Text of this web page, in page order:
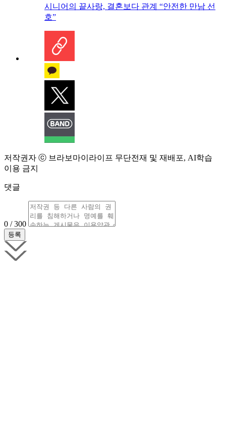
시니어의 끝사랑, 결혼보다 관계 “안전한 만남 선
호”
저작권자 ⓒ 브라보마이라이프 무단전재 및 재배포, AI학습
이용 금지
댓글
0 / 300